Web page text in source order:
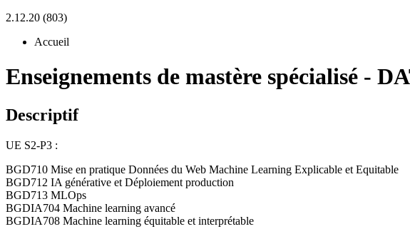
2.12.20 (803)
Accueil
Enseignements de mastère spécialisé -
Descriptif
UE S2-P3 :
BGD710 Mise en pratique Données du Web Machine Learning Explicable et Equitable
BGD712 IA générative et Déploiement production
BGD713 MLOps
BGDIA704 Machine learning avancé
BGDIA708 Machine learning équitable et interprétable